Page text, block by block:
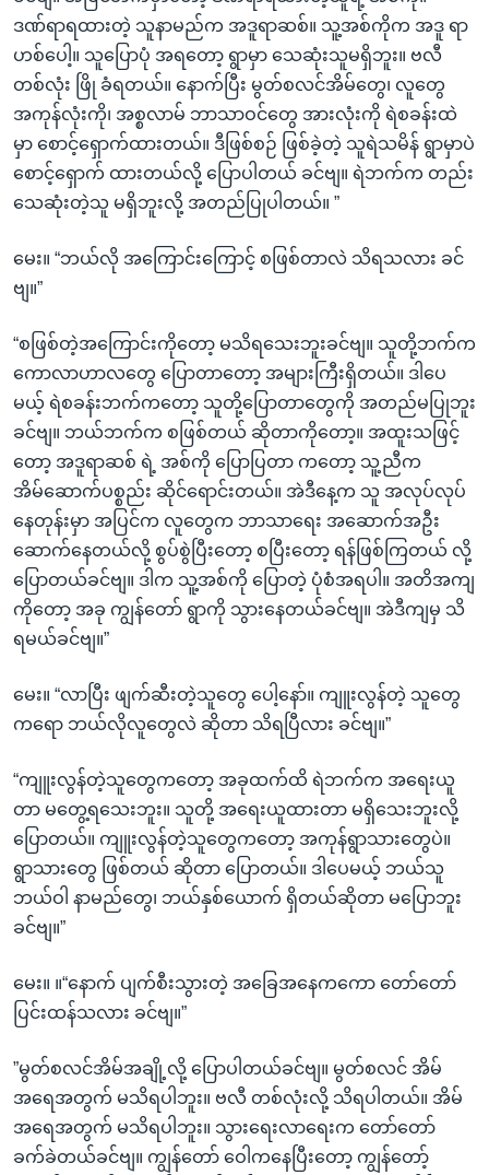
ဒဏ်ရာရထားတဲ့ သူနာမည်က အဒူရာဆစ်။ သူ့အစ်ကိုက အဒူ ရာ
ဟစ်ပေါ့။ သူပြောပုံ အရတော့ ရွာမှာ သေဆုံးသူမရှိဘူး။ ဗလီ
တစ်လုံး ဖြို ခံရတယ်။ နောက်ပြီး မွတ်စလင်အိမ်တွေ၊ လူတွေ
အကုန်လုံးကို၊ အစ္စလာမ် ဘာသာဝင်တွေ အားလုံးကို ရဲစခန်းထဲ
မှာ စောင့်ရှောက်ထားတယ်။ ဒီဖြစ်စဉ် ဖြစ်ခဲ့တဲ့ သူရဲသမိန် ရွာမှာပဲ
စောင့်ရှောက် ထားတယ်လို့ ပြောပါတယ် ခင်ဗျ။ ရဲဘက်က တည်း
သေဆုံးတဲ့သူ မရှိဘူးလို့ အတည်ပြုပါတယ်။ ”
မေး။ “ဘယ်လို အကြောင်းကြောင့် စဖြစ်တာလဲ သိရသလား ခင်
ဗျ။”
“စဖြစ်တဲ့အကြောင်းကိုတော့ မသိရသေးဘူးခင်ဗျ။ သူတို့ဘက်က
ကောလာဟာလတွေ ပြောတာတော့ အများကြီးရှိတယ်။ ဒါပေ
မယ့် ရဲစခန်းဘက်ကတော့ သူတို့ပြောတာတွေကို အတည်မပြုဘူး
ခင်ဗျ။ ဘယ်ဘက်က စဖြစ်တယ် ဆိုတာကိုတော့။ အထူးသဖြင့်
တော့ အဒူရာဆစ် ရဲ့ အစ်ကို ပြောပြတာ ကတော့ သူ့ညီက
အိမ်ဆောက်ပစ္စည်း ဆိုင်ရောင်းတယ်။ အဲဒီနေ့က သူ အလုပ်လုပ်
နေတုန်းမှာ အပြင်က လူတွေက ဘာသာရေး အဆောက်အဦး
ဆောက်နေတယ်လို့ စွပ်စွဲပြီးတော့ စပြီးတော့ ရန်ဖြစ်ကြတယ် လို့
ပြောတယ်ခင်ဗျ။ ဒါက သူ့အစ်ကို ပြောတဲ့ ပုံစံအရပါ။ အတိအကျ
ကိုတော့ အခု ကျွန်တော် ရွာကို သွားနေတယ်ခင်ဗျ။ အဲဒီကျမှ သိ
ရမယ်ခင်ဗျ။”
မေး။ “လာပြီး ဖျက်ဆီးတဲ့သူတွေ ပေါ့နော်။ ကျူးလွန်တဲ့ သူတွေ
ကရော ဘယ်လိုလူတွေလဲ ဆိုတာ သိရပြီလား ခင်ဗျ။”
“ကျူးလွန်တဲ့သူတွေကတော့ အခုထက်ထိ ရဲဘက်က အရေးယူ
တာ မတွေ့ရသေးဘူး။ သူတို့ အရေးယူထားတာ မရှိသေးဘူးလို့
ပြောတယ်။ ကျူးလွန်တဲ့သူတွေကတော့ အကုန်ရွာသားတွေပဲ။
ရွာသားတွေ ဖြစ်တယ် ဆိုတာ ပြောတယ်။ ဒါပေမယ့် ဘယ်သူ
ဘယ်ဝါ နာမည်တွေ၊ ဘယ်နှစ်ယောက် ရှိတယ်ဆိုတာ မပြောဘူး
ခင်ဗျ။”
မေး။ ။“နောက် ပျက်စီးသွားတဲ့ အခြေအနေကကော တော်တော်
ပြင်းထန်သလား ခင်ဗျ။”
”မွတ်စလင်အိမ်အချို့လို့ ပြောပါတယ်ခင်ဗျ။ မွတ်စလင် အိမ်
အရေအတွက် မသိရပါဘူး။ ဗလီ တစ်လုံးလို့ သိရပါတယ်။ အိမ်
အရေအတွက် မသိရပါဘူး။ သွားရေးလာရေးက တော်တော်
ခက်ခဲတယ်ခင်ဗျ။ ကျွန်တော် ဝေါကနေပြီးတော့ ကျွန်တော့်